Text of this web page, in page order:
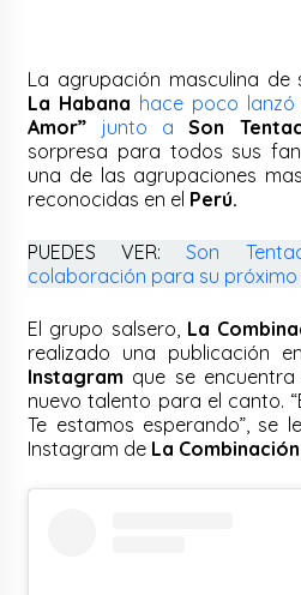
La agrupación masculina de
La Habana hace poco
Amor” junto aSon
sorpresa para todos sus
una de las agrupaciones
reconocidas en el Perú.
PUEDES VER:Son
colaboración para su
El grupo salsero, La
realizado una publicación
Instagram que se
nuevo talento para el canto.
Te estamos esperando”, se
Instagram de La